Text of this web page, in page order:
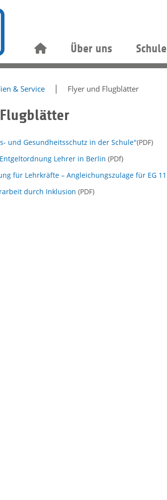
Über uns Schule
& Service Flyer und Flugblätter
und Gesundheitsschutz in der Schule"(PDF)
Lehrer in Berlin (PDf)
für Lehrkräfte – Angleichungszulage für EG 11
durch Inklusion (PDF)